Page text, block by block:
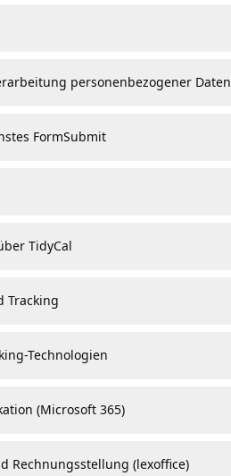
personenbezogener Daten
FormSubmit
TidyCal
Tracking
Technologien
(Microsoft 365)
Rechnungsstellung (lexoffice)